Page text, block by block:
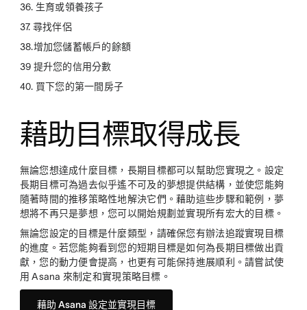
36. 生育或領養孩子
37. 尋找伴侶
38.增加您儲蓄帳戶的餘額
39 提升您的信用分數
40. 買下您的第一間房子
藉助目標取得成長
無論您想達成什麼目標，長期目標都可以幫助您實現之。設定
長期目標可為過去似乎遙不可及的夢想提供結構，並使您能夠
隨著時間的推移策略性地解決它們。藉助這些步驟和範例，夢
想將不再只是夢想，您可以開始規劃並實現所有宏大的目標。
無論您設定的目標是什麼類型，請確保您有辦法追蹤實現目標
的進度。若您能夠看到您的短期目標是如何為長期目標做出貢
獻，您的動力便會提高，也更有可能保持進展順利。請嘗試使
用 Asana 來制定和實現策略目標。
藉助 Asana 設定並實現目標